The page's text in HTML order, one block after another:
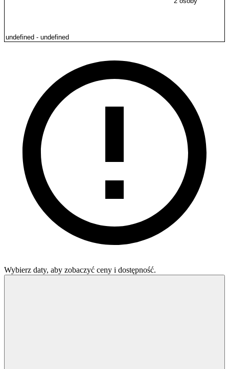
Wybierz daty, aby zobaczyć ceny i dostępność.